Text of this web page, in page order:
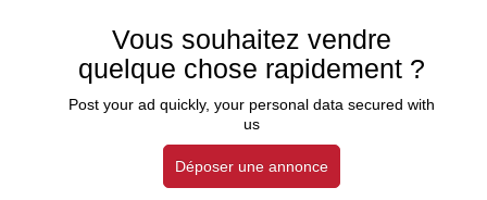
Vous souhaitez vendre
quelque chose rapidement ?
Post your ad quickly, your personal data secured with
us
Déposer une annonce